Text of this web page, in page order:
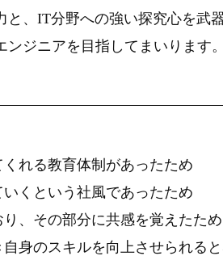
と、IT分野への強い探究心を武
ジニアを目指してまいります。
れる教育体制があったため
くという社風であったため
、その部分に共感を覚えたため
身のスキルを向上させられる